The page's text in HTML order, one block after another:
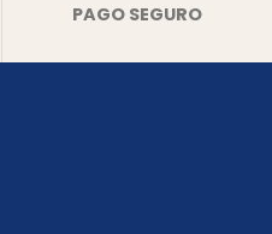
PAGO SEGURO